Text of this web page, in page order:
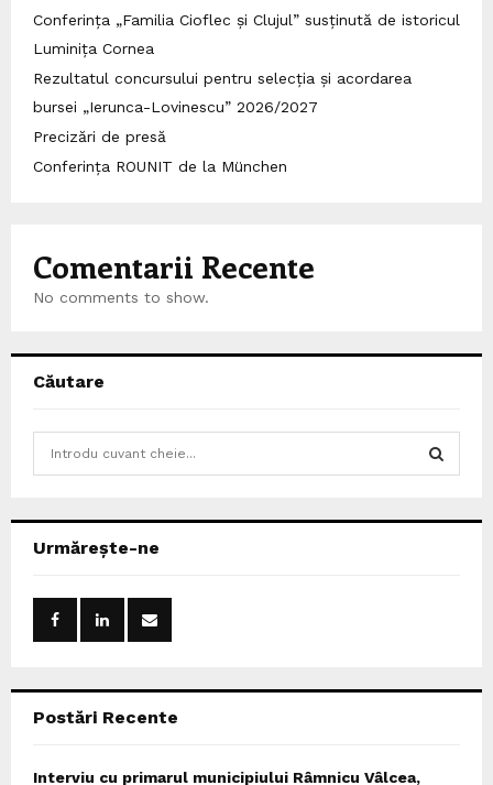
Conferința „Familia Cioflec și Clujul” susținută de istoricul
Luminița Cornea
Rezultatul concursului pentru selecția și acordarea
bursei „Ierunca-Lovinescu” 2026/2027
Precizări de presă
Conferința ROUNIT de la München
Comentarii Recente
No comments to show.
Căutare
h
Urmărește-ne
Postări Recente
Interviu cu primarul municipiului Râmnicu Vâlcea,